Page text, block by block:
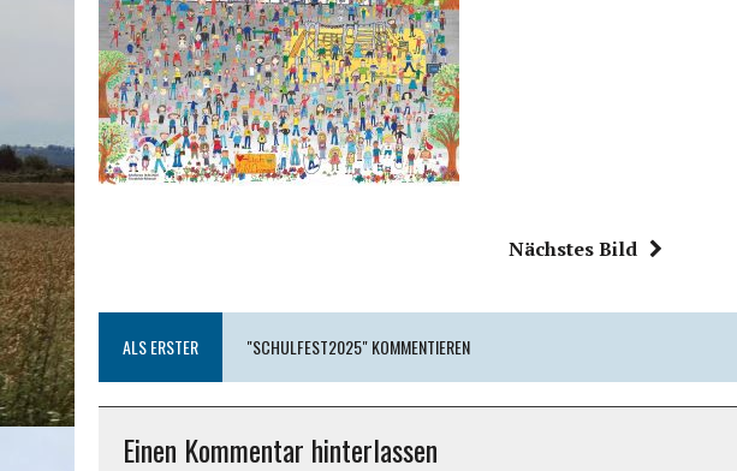
Nächstes Bild
ALS ERSTER "SCHULFEST2025" KOMMENTIEREN
Einen Kommentar hinterlassen